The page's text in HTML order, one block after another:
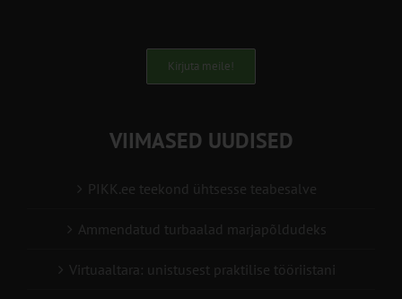
Kirjuta meile!
VIIMASED UUDISED
PIKK.ee teekond ühtsesse teabesalve
Ammendatud turbaalad marjapõldudeks
Virtuaaltara: unistusest praktilise tööriistani